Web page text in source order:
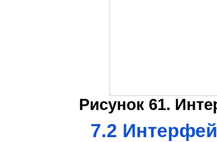
Рисунок 61.
7.2